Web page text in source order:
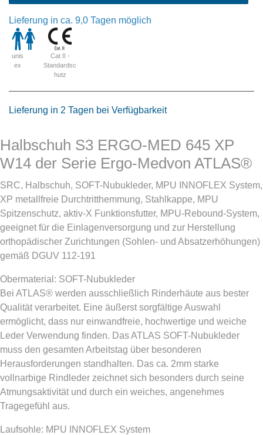
Lieferung in ca. 9,0 Tagen möglich
unis
ex
Cat II -
Standardsc
hutz
Lieferung in 2 Tagen bei Verfügbarkeit
Halbschuh S3 ERGO-MED 645 XP
W14 der Serie Ergo-Medvon ATLAS®
SRC, Halbschuh, SOFT-Nubukleder, MPU INNOFLEX System,
XP metallfreie Durchtritthemmung, Stahlkappe, MPU
Spitzenschutz, aktiv-X Funktionsfutter, MPU-Rebound-System,
geeignet für die Einlagenversorgung und zur Herstellung
orthopädischer Zurichtungen (Sohlen- und Absatzerhöhungen)
gemäß DGUV 112-191
Obermaterial: SOFT-Nubukleder
Bei ATLAS® werden ausschließlich Rinderhäute aus bester
Qualität verarbeitet. Eine äußerst sorgfältige Auswahl
ermöglicht, dass nur einwandfreie, hochwertige und weiche
Leder Verwendung finden. Das ATLAS SOFT-Nubukleder
muss den gesamten Arbeitstag über besonderen
Herausforderungen standhalten. Das ca. 2mm starke
vollnarbige Rindleder zeichnet sich besonders durch seine
Atmungsaktivität und durch ein weiches, angenehmes
Tragegefühl aus.
Laufsohle: MPU INNOFLEX System